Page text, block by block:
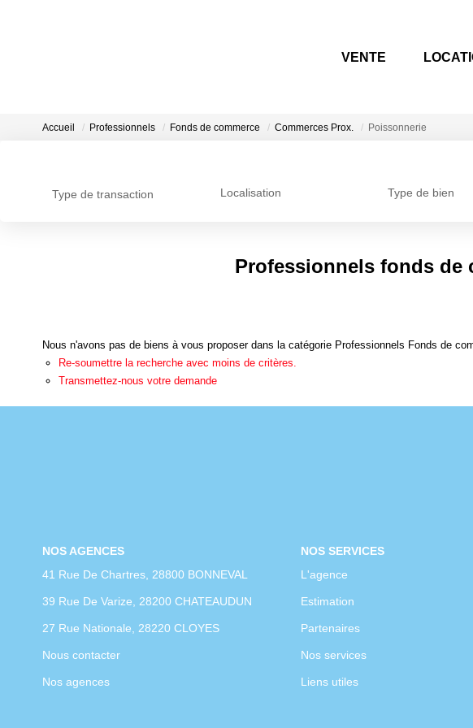
VENTE
Accueil Professionnels Fonds de commerce Commerces Prox. Poissonnerie
Type de transaction Localisation Type de bien
Professionnels fonds de
Nous n'avons pas de biens à vous proposer dans la catégorie Professionnels Fonds de
Re-soumettre la recherche avec moins de critères.
Transmettez-nous votre demande
NOS AGENCES
41 Rue De Chartres, 28800 BONNEVAL
39 Rue De Varize, 28200 CHATEAUDUN
27 Rue Nationale, 28220 CLOYES
Nous contacter
Nos agences
NOS SERVICES
L'agence
Estimation
Partenaires
Nos services
Liens utiles